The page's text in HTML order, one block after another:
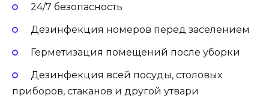
24/7 безопасность
Дезинфекция номеров перед заселением
Герметизация помещений после уборки
Дезинфекция всей посуды, столовых
приборов, стаканов и другой утвари